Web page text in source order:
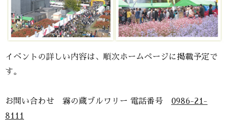
イベントの詳しい内容は、順次ホームページに掲載予定で
す。
お問い合わせ 霧の蔵ブルワリー 電話番号 0986-21-
8111